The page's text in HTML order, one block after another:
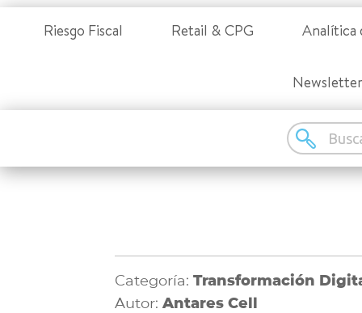
Riesgo Fiscal Retail & CPG Analítica
Newsletter
Categoría: Transformación
Autor: Antares Cell